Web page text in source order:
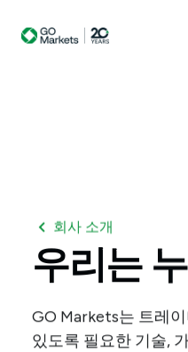
회사 소개
우리는
GO Markets는 트레
있도록 필요한 기술,